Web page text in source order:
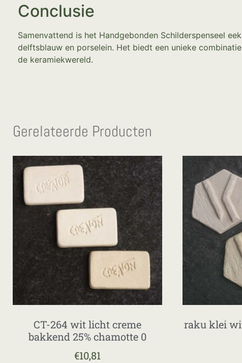
Conclusie
Samenvattend is het Handgebonden Schilderspenseel
delftsblauw en porselein. Het biedt een unieke
de keramiekwereld.
Gerelateerde Producten
CT-264 wit licht creme
bakkend 25% chamotte 0
€10,81
raku klei